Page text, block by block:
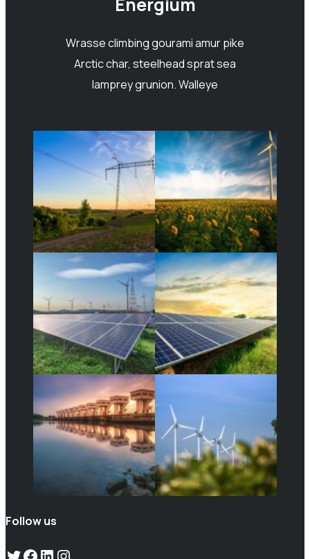
Wrasse climbing gourami amur pike
Arctic char, steelhead sprat sea
lamprey grunion. Walleye
Follow us